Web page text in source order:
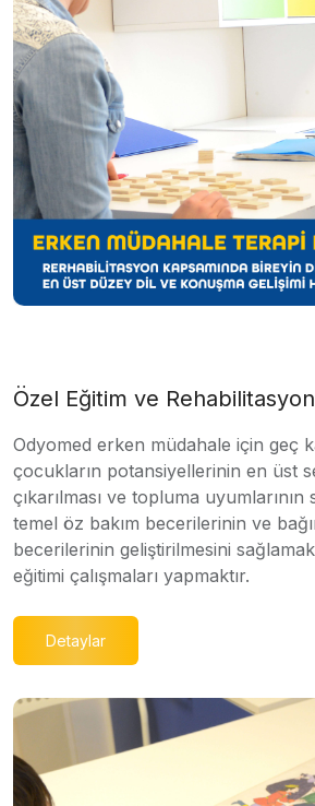
Özel Eğitim ve Rehabilitasyon
Odyomed erken müdahale için geç
çocukların potansiyellerinin en üst
çıkarılması ve topluma uyumlarının
temel öz bakım becerilerinin ve
becerilerinin geliştirilmesini
eğitimi çalışmaları yapmaktır.
Detaylar